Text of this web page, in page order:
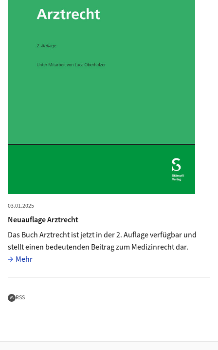
03.01.2025
Neuauflage Arztrecht
Das BuchArztrechtist jetzt in der2. Auflageverfügbar und
stellt einen bedeutenden Beitrag zum Medizinrecht dar.
MehrVollständiger Artikel
RSSFeed abonnieren